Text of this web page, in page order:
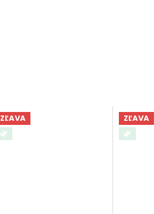
ZĽAVA
🌿
ZĽAVA
🌿